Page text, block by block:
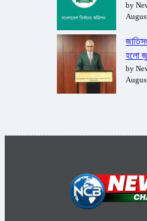
by
হলো
by